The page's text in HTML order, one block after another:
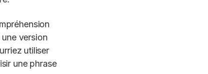
version
utiliser
une phrase